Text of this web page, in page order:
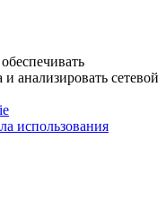
анализировать сетевой
использования